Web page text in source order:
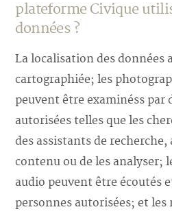
plateforme Civique
données ?
La localisation des données
cartographiée; les
peuvent être examinéss par
autorisées telles que les
des assistants de
contenu ou de les analyser;
audio peuvent être écoutés
personnes autorisées; et les